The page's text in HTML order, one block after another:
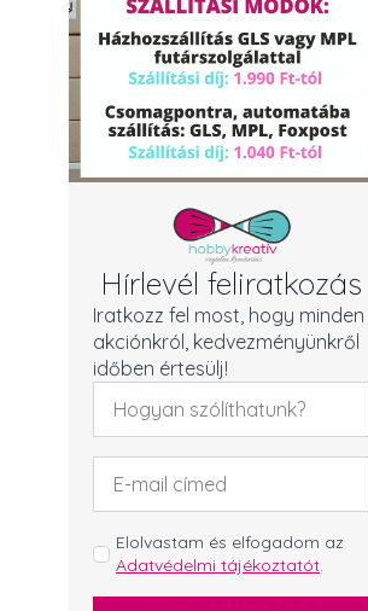
Hírlevél feliratkozás
Iratkozz fel most, hogy minden
akciónkról, kedvezményünkről
időben értesülj!
Név
Email
cím
GDPR
*
Elolvastam és elfogadom az
Adatvédelmi tájékoztatót.